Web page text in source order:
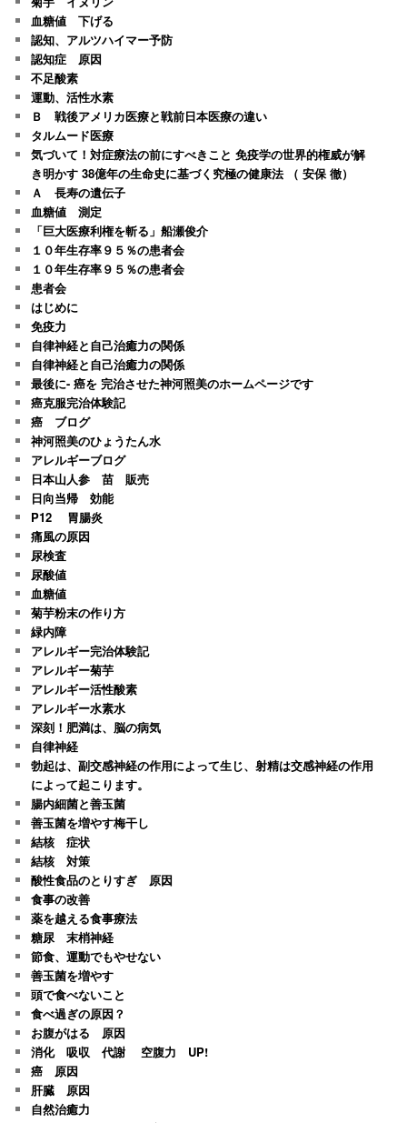
血糖値 下げる
認知、アルツハイマー予防
認知症 原因
不足酸素
運動、活性水素
Ｂ 戦後アメリカ医療と戦前日本医療の違い
タルムード医療
気づいて！対症療法の前にすべきこと 免疫学の世界的権威が解
き明かす 38億年の生命史に基づく究極の健康法 （ 安保 徹）
Ａ 長寿の遺伝子
血糖値 測定
「巨大医療利権を斬る」船瀬俊介
１０年生存率９５％の患者会
１０年生存率９５％の患者会
患者会
はじめに
免疫力
自律神経と自己治癒力の関係
自律神経と自己治癒力の関係
最後に- 癌を 完治させた神河照美のホームページです
癌克服完治体験記
癌 ブログ
神河照美のひょうたん水
アレルギーブログ
日本山人参 苗 販売
日向当帰 効能
P12 胃腸炎
痛風の原因
尿検査
尿酸値
血糖値
菊芋粉末の作り方
緑内障
アレルギー完治体験記
アレルギー菊芋
アレルギー活性酸素
アレルギー水素水
深刻！肥満は、脳の病気
自律神経
勃起は、副交感神経の作用によって生じ、射精は交感神経の作用
によって起こります。
腸内細菌と善玉菌
善玉菌を増やす梅干し
結核 症状
結核 対策
酸性食品のとりすぎ 原因
食事の改善
薬を越える食事療法
糖尿 末梢神経
節食、運動でもやせない
善玉菌を増やす
頭で食べないこと
食べ過ぎの原因？
お腹がはる 原因
消化 吸収 代謝 空腹力 UP!
癌 原因
肝臓 原因
自然治癒力